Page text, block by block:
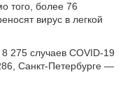
того, более 76
вирус в легкой
275 случаев COVID-19
Санкт-Петербурге —